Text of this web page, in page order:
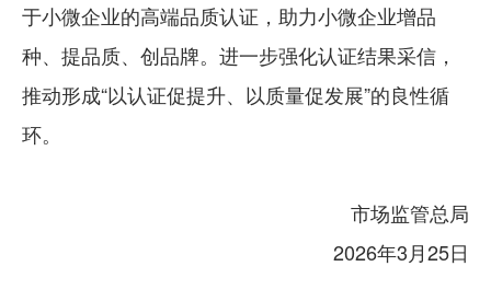
于小微企业的高端品质认证，助力小微企业增品
种、提品质、创品牌。进一步强化认证结果采信，
推动形成“以认证促提升、以质量促发展”的良性循
环。
市场监管总局
2026年3月25日